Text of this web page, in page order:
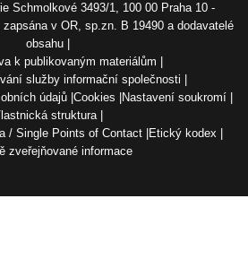
Schmolkové 3493/1, 100 00 Praha 10 -
v OR, sp.zn. B 19490 a dodavatelé
obsahu
k publikovaným materiálům
služby informační společnosti
údajů Cookies
Nastavení soukromí
struktura
/ Single Points of Contact
Etický kodex
zveřejňované informace